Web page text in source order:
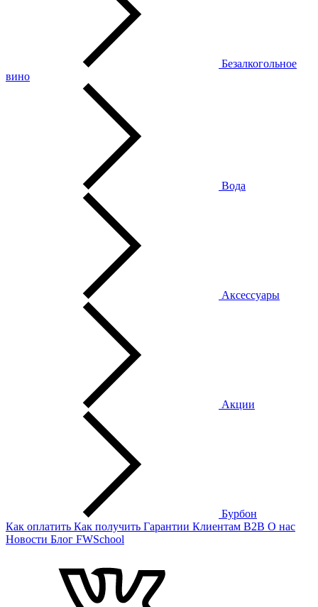
Безалкогольное
вино
Вода
Аксессуары
Акции
Бурбон
Как оплатить Как получить Гарантии Клиентам B2B О нас
Новости Блог FWSchool